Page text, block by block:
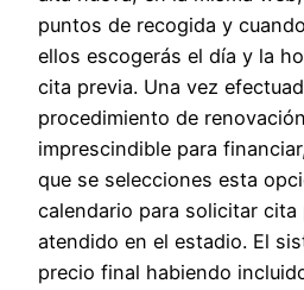
puntos de recogida y
ellos escogerás el día y la
cita previa. Una vez
procedimiento de
imprescindible para
que se selecciones esta
calendario para solicitar cita
atendido en el estadio. El
precio final habiendo